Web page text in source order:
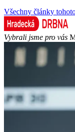
Všechny články
Vybrali jsme pro vás